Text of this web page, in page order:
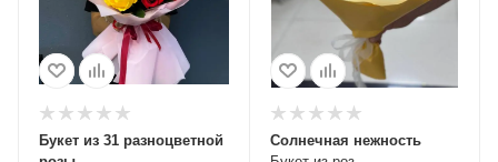
Букет из 31 разноцветной
Солнечная нежность